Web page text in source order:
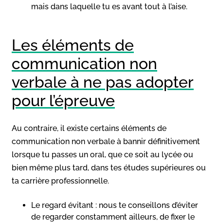
mais dans laquelle tu es avant tout à l’aise.
Les éléments de
communication non
verbale à ne pas adopter
pour l’épreuve
Au contraire, il existe certains éléments de
communication non verbale à bannir définitivement
lorsque tu passes un oral, que ce soit au lycée ou
bien même plus tard, dans tes études supérieures ou
ta carrière professionnelle.
Le regard évitant : nous te conseillons d’éviter
de regarder constamment ailleurs, de fixer le